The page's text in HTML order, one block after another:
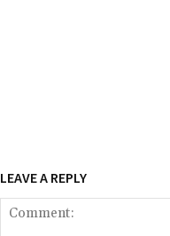
LEAVE A REPLY